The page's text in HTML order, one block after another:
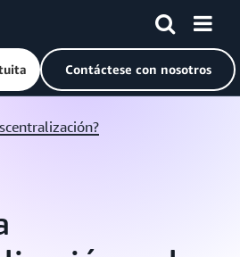
Contáctese con nosotros